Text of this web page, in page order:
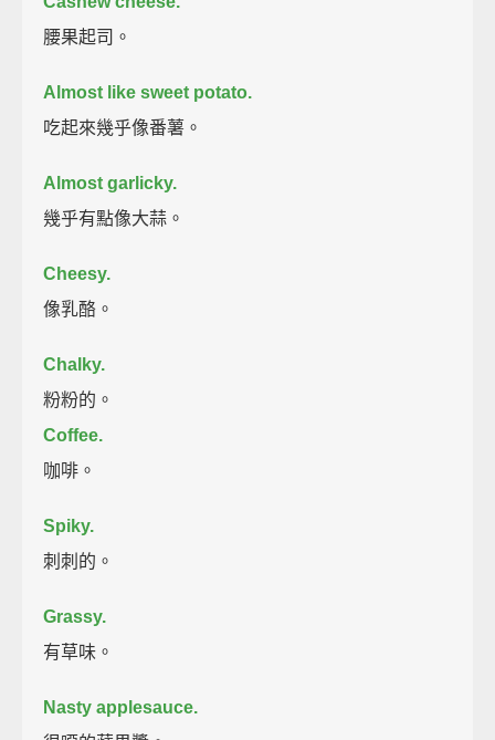
腰果起司。
Almost like sweet potato.
吃起來幾乎像番薯。
Almost garlicky.
幾乎有點像大蒜。
Cheesy.
像乳酪。
Chalky.
粉粉的。
Coffee.
咖啡。
Spiky.
刺刺的。
Grassy.
有草味。
Nasty applesauce.